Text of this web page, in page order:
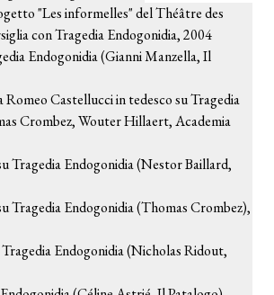
"Les informelles" del Théâtre des
con Tragedia Endogonidia, 2004
Endogonidia (Gianni Manzella, Il
Romeo Castellucci in tedesco su Tragedia
Crombez, Wouter Hillaert, Academia
Tragedia Endogonidia (Nestor Baillard,
Tragedia Endogonidia (Thomas Crombez),
Tragedia Endogonidia (Nicholas Ridout,